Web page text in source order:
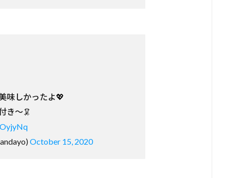
味しかったよ💖
き〜🦑
October 15, 2020